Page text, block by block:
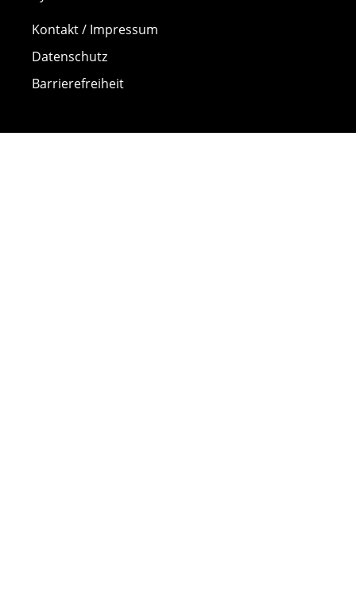
Kontakt / Impressum
Datenschutz
Barrierefreiheit